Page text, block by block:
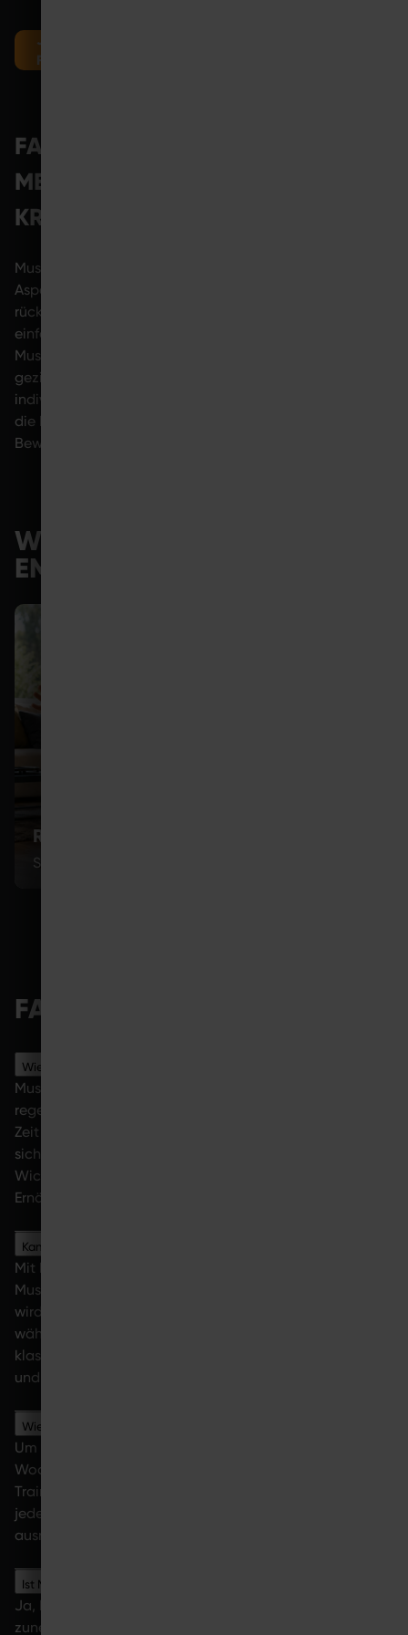
JETZT COMPETENCE CENTER IN DEINER NÄHE
FINDEN
FAZIT: MUSKELAUFBAU IST HEUTE
MEHR ALS KLASSISCHES
KRAFTTRAINING
Muskelaufbau ist heute eng mit gesundheitlichen
Aspekten verbunden. Neben klassischem Krafttraining
rücken Trainingsformen stärker in den Fokus, die sich
einfacher in den Alltag integrieren lassen. Hier bietet
Muskelaufbau mit EMS eine Möglichkeit, Bewegung mit
gezielter Muskelstimulation zu kombinieren. Durch
individuell anpassbare Trainingsreize kann EMS helfen,
die Muskulatur gezielt zu aktivieren und regelmäßige
Bewegung langfristig leichter umzusetzen.
WEITERE ARTIKEL ZUM THEMA
EMS-ANWENDUNGEN
RÜCKEN TRAINIEREN
Stabilität im Alltag aufbauen
FAQ
Wie funktioniert Muskelaufbau?
Muskelaufbau entsteht, wenn du deine Muskeln
regelmäßig belastest und deinem Körper danach genug
Zeit zur Erholung gibst. Durch diese Kombination passt
sich die Muskulatur an und wird nach und nach stärker.
Wichtige Faktoren sind dabei Training, Regeneration,
Ernährung und Regelmäßigkeit.
Kann man mit EMS wirklich Muskeln aufbauen?
Mit EMS-Training kann man Muskeln aufbauen, da die
Muskulatur zusätzlich durch elektrische Impulse aktiviert
wird. Diese Impulse ergänzen die natürliche Muskelarbeit
während der Bewegung. EMS ersetzt zwar kein
klassisches Krafttraining, kann es aber sinnvoll ergänzen
und zusätzliche Trainingsreize setzen.
Wie oft sollte man für Muskelaufbau trainieren?
Um Muskeln aufzubauen, solltest du etwa 2 bis 5 Mal pro
Woche Krafttraining machen, je nach von
Trainingsstand und Intensität. Wichtig ist vor allem, dass
jede Muskelgruppe regelmäßig belastet wird und
ausreichend Zeit zur Regeneration bleibt.
Ist Muskelaufbau auch im Alter noch möglich?
Ja, Muskelaufbau ist in jedem Alter möglich. Mit
zunehmendem Alter wird regelmäßige Bewegung sogar